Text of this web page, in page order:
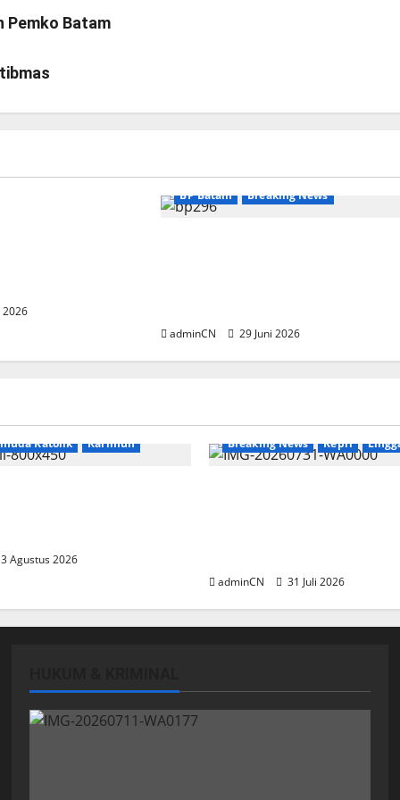
Pemko Batam
2026
BP Batam Breaking News
adminCN 29 Juni 2026
Katolik
Karimun
3 Agustus 2026
Breaking News Kepri
adminCN 31 Juli 2026